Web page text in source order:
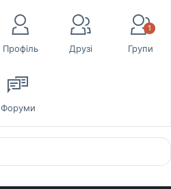
Профіль Друзі Групи
1
Форуми